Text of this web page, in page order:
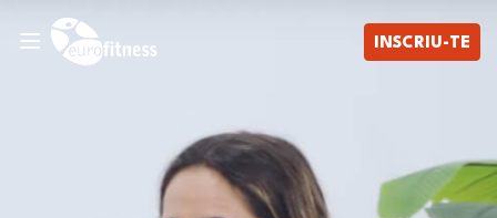
INSCRIU-TE